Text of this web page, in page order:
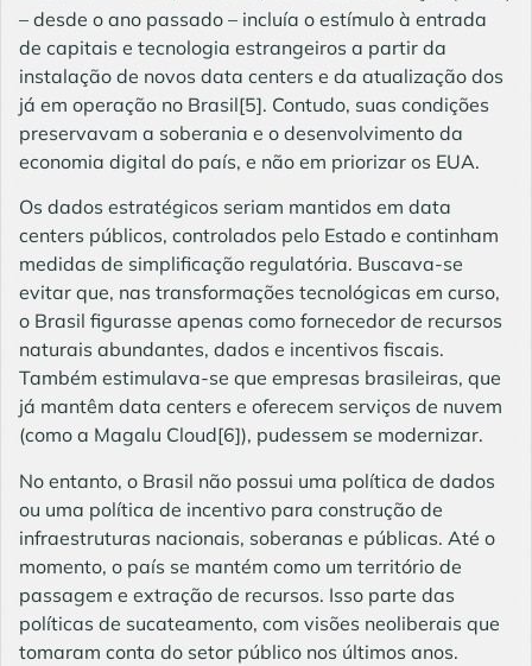
– desde o ano passado – incluía o estímulo à entrada
de capitais e tecnologia estrangeiros a partir da
instalação de novos data centers e da atualização dos
já em operação no Brasil[5]. Contudo, suas condições
preservavam a soberania e o desenvolvimento da
economia digital do país, e não em priorizar os EUA.
Os dados estratégicos seriam mantidos em data
centers públicos, controlados pelo Estado e continham
medidas de simplificação regulatória. Buscava-se
evitar que, nas transformações tecnológicas em curso,
o Brasil figurasse apenas como fornecedor de recursos
naturais abundantes, dados e incentivos fiscais.
Também estimulava-se que empresas brasileiras, que
já mantêm data centers e oferecem serviços de nuvem
(como a Magalu Cloud[6]), pudessem se modernizar.
No entanto, o Brasil não possui uma política de dados
ou uma política de incentivo para construção de
infraestruturas nacionais, soberanas e públicas. Até o
momento, o país se mantém como um território de
passagem e extração de recursos. Isso parte das
políticas de sucateamento, com visões neoliberais que
tomaram conta do setor público nos últimos anos.